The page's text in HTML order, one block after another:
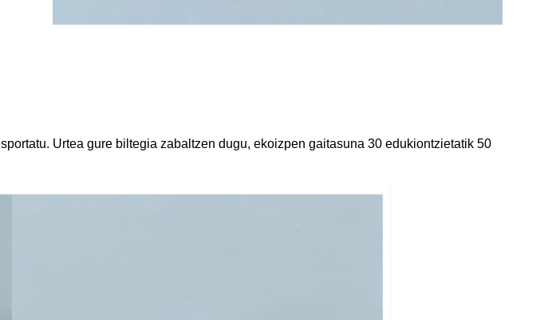
Urtea gure biltegia zabaltzen dugu, ekoizpen gaitasuna 30 edukiontzietatik 50